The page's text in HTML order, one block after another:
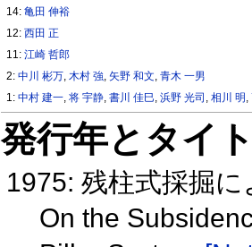
14:亀田 伸裕
12:西田 正
11:江崎 哲郎
2:中川 彬万,木村 強,矢野 和文,青木 一男
1:中村 建一,将 宇静,書川 佳巳,浜野 光司 ,相川 明 ,
発行年とタイ
1975: 残柱式採掘
On the